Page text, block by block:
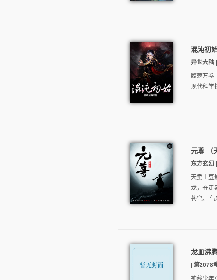
混沌初
异世大陆
腹藏万卷
现代科学
元尊 （
东方玄幻
天蚕土豆
龙，夺走
苍穹。
龙血沸
| 第2078
神秘少年